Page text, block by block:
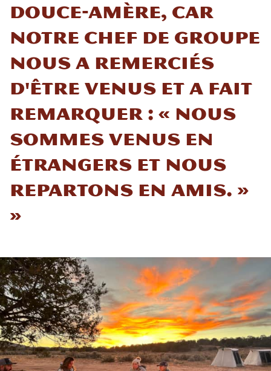
douce-amère, car
notre chef de groupe
nous a remerciés
d'être venus et a fait
remarquer : « Nous
sommes venus en
étrangers et nous
repartons en amis. »
»